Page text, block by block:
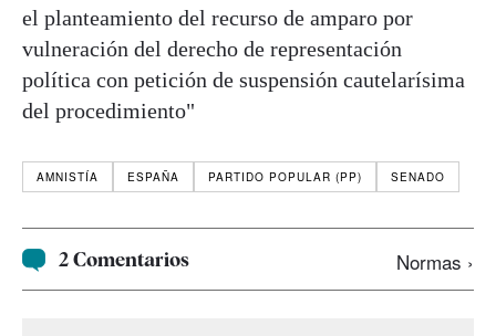
el planteamiento del recurso de amparo por
vulneración del derecho de representación
política con petición de suspensión cautelarísima
del procedimiento"
AMNISTÍA ESPAÑA PARTIDO POPULAR (PP) SENADO
2 Comentarios Normas ›